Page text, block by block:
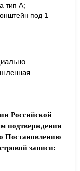
тип А;
под 1
Российской
подтверждения
Постановлению
записи: